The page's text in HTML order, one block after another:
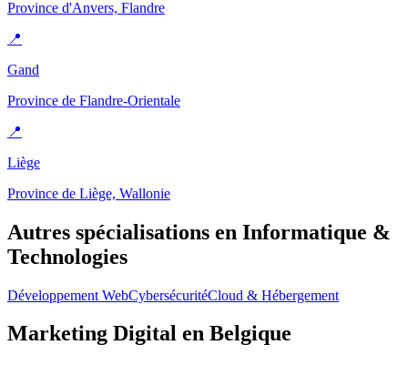
Province d'Anvers, Flandre
📍
Gand
Province de Flandre-Orientale
📍
Liège
Province de Liège, Wallonie
Autres spécialisations en Informatique &
Technologies
Développement WebCybersécuritéCloud & Hébergement
Marketing Digital en Belgique